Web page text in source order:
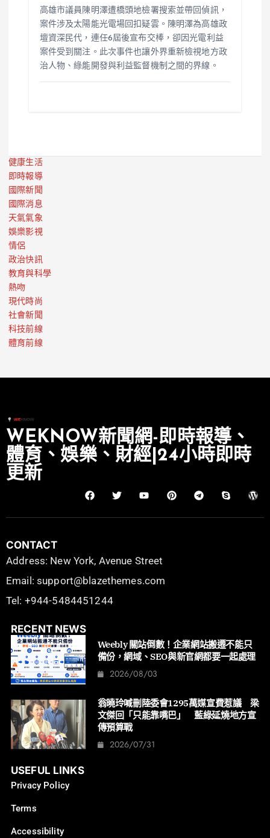
高雄市議員陳明澤遭橋頭地檢署搜索並帶回偵訊，
案件涉及太陽能光電場回扣疑雲。陳明澤為高雄政
壇資深民代，連任6屆後宣布交棒，卻因光電利益
案件受到關注。此次事件也讓外界重新檢視地方政
治人物、綠能開發與利益監督機制之間的界線。
健康生活
即時報導
國際新聞
國際消息
天氣氣象
娛樂影視
情侶
政治快訊
教育與科學
熱吻
現代時尚
社會新聞
科技前線
體育前線
WEKNOW新聞網-即時報導、
體育、娛樂、財經|24小時即時
更新
CONTACT
Address: New York, Avenue Street
Email: support@blazethemes.com
Tel: +944-5484451244
RECENT NEWS
Weebly 關站倒數！企業網站搬遷不能只
備份，網域、SEO與新官網都要一起處理
2026/08/03
翁曉玲喊刪陸委會1295萬媒宣費惹議 梁
文傑回「只能靠嘴巴」 藍綠延燒地方宣
傳預算戰
2026/07/31
USEFUL LINKS
Privacy Policy
Terms
Accessibility